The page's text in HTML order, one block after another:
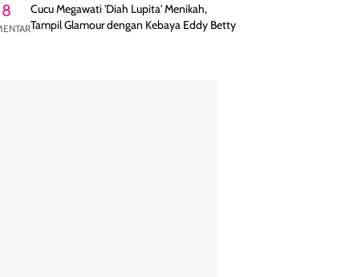
8
Cucu Megawati 'Diah Lupita' Menikah,
Tampil Glamour dengan Kebaya Eddy Betty